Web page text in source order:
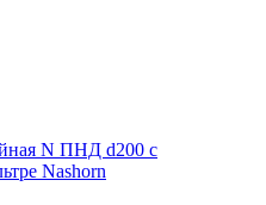
N ПНД d200 с
Nashorn